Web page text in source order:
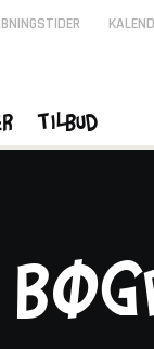
Tilbud